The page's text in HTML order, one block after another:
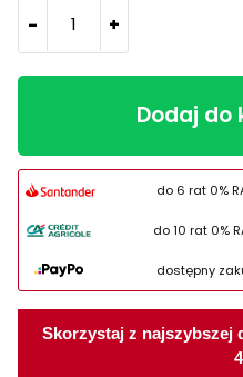
- +
Dodaj do
do 6 rat 0%
do 10 rat 0%
dostępny
Skorzystaj z najszybszej